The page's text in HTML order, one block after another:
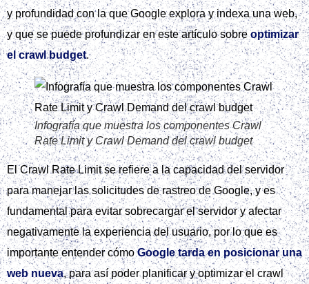
y profundidad con la que Google explora y indexa una web,
y que se puede profundizar en este artículo sobreoptimizar
el crawl budget.
Infografía que muestra los componentes Crawl
Rate Limit y Crawl Demand del crawl budget
El Crawl Rate Limit se refiere a la capacidad del servidor
para manejar las solicitudes de rastreo de Google, y es
fundamental para evitar sobrecargar el servidor y afectar
negativamente la experiencia del usuario, por lo que es
importante entender cómoGoogle tarda en posicionar una
web nueva, para así poder planificar y optimizar el crawl